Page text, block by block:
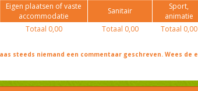
Eigen plaatsen of vaste
accommodatie
Sanitair
Sport,
animatie
Totaal 0,00 Totaal 0,00 Totaal 0,00
steeds niemand een commentaar geschreven. Wees de